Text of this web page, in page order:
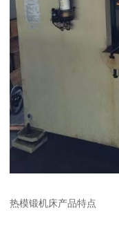
热模锻机床产品特点